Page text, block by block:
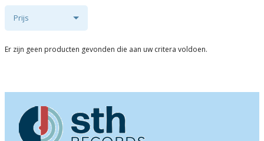
Prijs
Er zijn geen producten gevonden die aan uw critera voldoen.